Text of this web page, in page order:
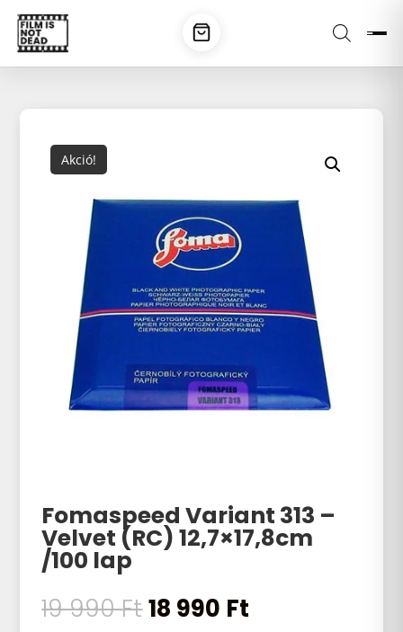
Akció!
Fomaspeed Variant 313 –
Velvet (RC) 12,7×17,8cm
/100 lap
19 990FtOriginal
18 990 Ft